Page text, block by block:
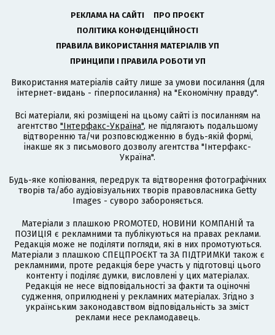
РЕКЛАМА НА САЙТІ
ПРО ПРОЄКТ
ПОЛІТИКА КОНФІДЕНЦІЙНОСТІ
ПРАВИЛА ВИКОРИСТАННЯ МАТЕРІАЛІВ УП
ПРИНЦИПИ І ПРАВИЛА РОБОТИ УП
Використання матеріалів сайту лише за умови посилання (для
інтернет-видань - гіперпосилання) на "Економічну правду".
Всі матеріали, які розміщені на цьому сайті із посиланням на
агентство "Інтерфакс-Україна", не підлягають подальшому
відтворенню та/чи розповсюдженню в будь-якій формі,
інакше як з письмового дозволу агентства "Інтерфакс-
Україна".
Будь-яке копіювання, передрук та відтворення фотографічних
творів та/або аудіовізуальних творів правовласника Getty
Images - суворо забороняється.
Матеріали з плашкою PROMOTED, НОВИНИ КОМПАНІЙ та
ПОЗИЦІЯ є рекламними та публікуються на правах реклами.
Редакція може не поділяти погляди, які в них промотуються.
Матеріали з плашкою СПЕЦПРОЄКТ та ЗА ПІДТРИМКИ також є
рекламними, проте редакція бере участь у підготовці цього
контенту і поділяє думки, висловлені у цих матеріалах.
Редакція не несе відповідальності за факти та оціночні
судження, оприлюднені у рекламних матеріалах. Згідно з
українським законодавством відповідальність за зміст
реклами несе рекламодавець.